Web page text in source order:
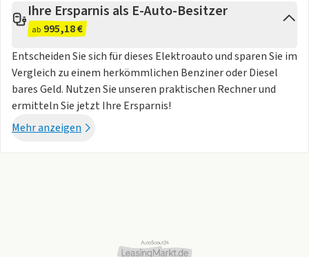
Ihre Ersparnis als E-Auto-Besitzer
ab 995,18 €
Entscheiden Sie sich für dieses Elektroauto und sparen Sie im
Vergleich zu einem herkömmlichen Benziner oder Diesel
bares Geld. Nutzen Sie unseren praktischen Rechner und
ermitteln Sie jetzt Ihre Ersparnis!
Mehr anzeigen